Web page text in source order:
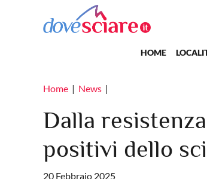
Salta al contenuto principale
Main
HOME
Home News
Dalla
positivi dello
20 Febbraio 2025